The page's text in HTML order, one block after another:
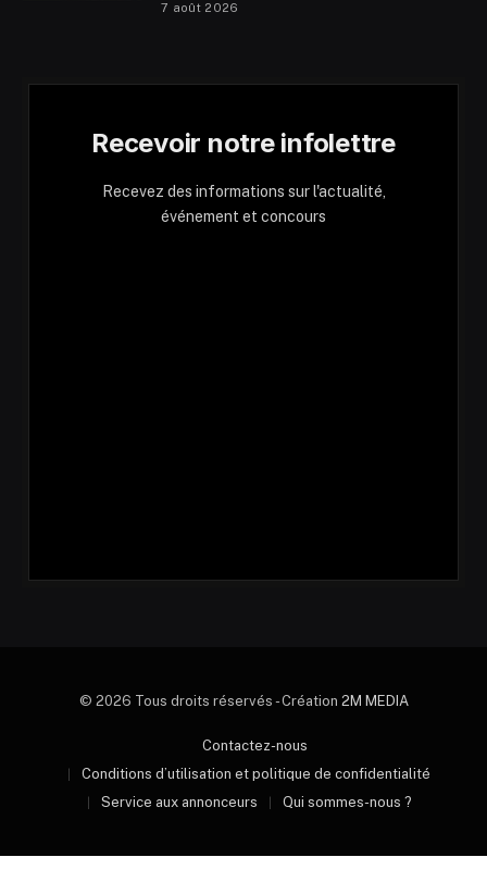
7 août 2026
Recevoir notre infolettre
Recevez des informations sur l'actualité,
événement et concours
© 2026 Tous droits réservés - Création 2M MEDIA
Contactez-nous
Conditions d’utilisation et politique de confidentialité
Service aux annonceurs
Qui sommes-nous ?